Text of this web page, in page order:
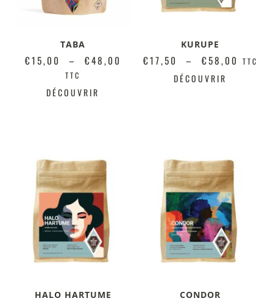
TABA
€15,00 – €48,00
TTC
DÉCOUVRIR
KURUPE
€17,50 – €58,00 TTC
DÉCOUVRIR
HALO HARTUME CONDOR